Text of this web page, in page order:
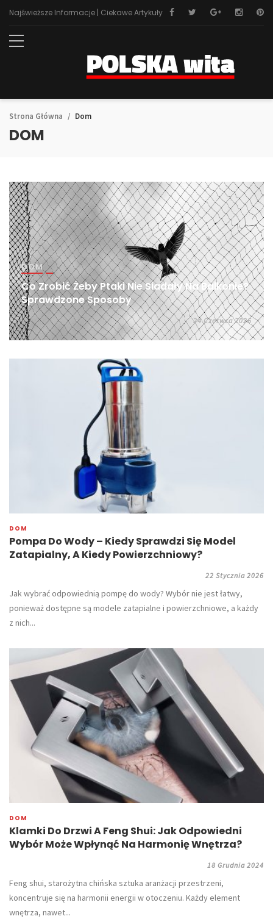
Najświeższe Informacje | Ciekawe Artykuły
Strona Główna Dom
DOM
DOM
Co Zrobić Żeby Ptaki Nie Siadały Na Balkonie?
Sprawdzone Sposoby
24 Czerwca 2026
DOM
Pompa Do Wody – Kiedy Sprawdzi Się Model
Zatapialny, A Kiedy Powierzchniowy?
22 Stycznia 2026
​Jak wybrać odpowiednią pompę do wody? Wybór nie jest łatwy,
ponieważ dostępne są modele zatapialne i powierzchniowe, a każdy
z nich...
DOM
Klamki Do Drzwi A Feng Shui: Jak Odpowiedni
Wybór Może Wpłynąć Na Harmonię Wnętrza?
18 Grudnia 2024
​Feng shui, starożytna chińska sztuka aranżacji przestrzeni,
koncentruje się na harmonii energii w otoczeniu. Każdy element
wnętrza, nawet...